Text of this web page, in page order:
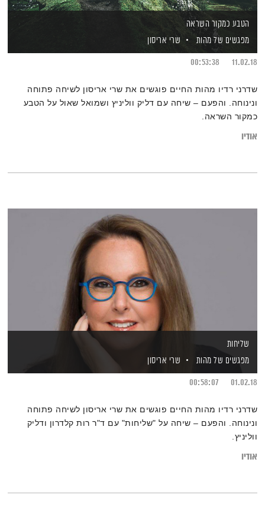
הטבע כמקור השראה
מפגשים של מהות
שרי אריסון
11.02.18
00:53:38
שדרני רדיו מהות החיים פוגשים את שרי אריסון לשיחה פתוחה
ונינוחה. והפעם – שיחה עם דליק ווליניץ ושמואל שאול על הטבע
כמקור השראה.
אודיו
שליחות
מפגשים של מהות
שרי אריסון
01.02.18
00:58:07
שדרני רדיו מהות החיים פוגשים את שרי אריסון לשיחה פתוחה
ונינוחה. והפעם – שיחה על "שליחות" עם ד"ר רות קלדרון ודליק
ווליניץ.
אודיו